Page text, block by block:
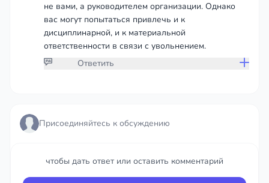
не вами, а руководителем организации. Однако
вас могут попытаться привлечь и к
дисциплинарной, и к материальной
ответственности в связи с увольнением.
Ответить
Войти
Присоединяйтесь к обсуждению
чтобы дать ответ или оставить комментарий